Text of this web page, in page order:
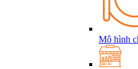
Mô hình